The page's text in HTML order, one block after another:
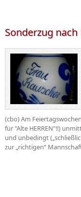
Sonderzug
(cbo) Am
für "Alte HERREN"!!)
und unbedingt
zur „richtigen“